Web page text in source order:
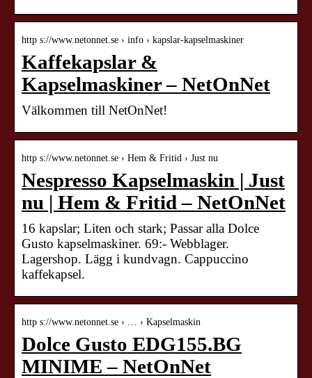
http s://www.netonnet.se › info › kapslar-kapselmaskiner
Kaffekapslar &
Kapselmaskiner – NetOnNet
Välkommen till NetOnNet!
http s://www.netonnet.se › Hem & Fritid › Just nu
Nespresso Kapselmaskin | Just
nu | Hem & Fritid – NetOnNet
16 kapslar; Liten och stark; Passar alla Dolce
Gusto kapselmaskiner. 69:- Webblager.
Lagershop. Lägg i kundvagn. Cappuccino
kaffekapsel.
http s://www.netonnet.se › … › Kapselmaskin
Dolce Gusto EDG155.BG
MINIME – NetOnNet